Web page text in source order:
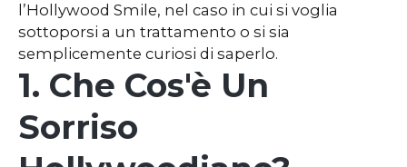
l’Hollywood Smile, nel caso in cui si voglia
sottoporsi a un trattamento o si sia
semplicemente curiosi di saperlo.
1. Che Cos'è Un
Sorriso